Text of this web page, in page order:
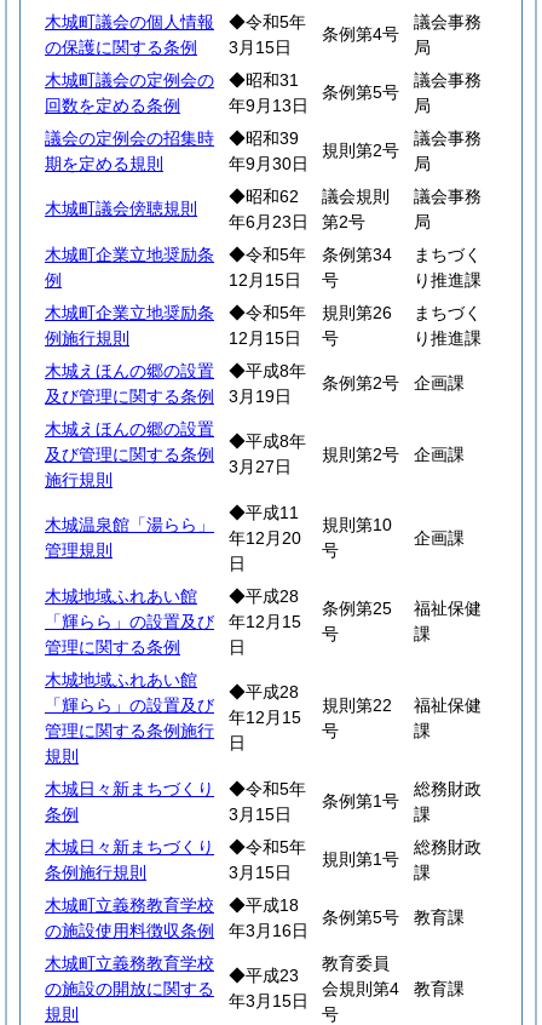
木城町議会の個人情報
の保護に関する条例
◆令和5年
3月15日
条例第4号
議会事務
局
木城町議会の定例会の
回数を定める条例
◆昭和31
年9月13日
条例第5号
議会事務
局
議会の定例会の招集時
期を定める規則
◆昭和39
年9月30日
規則第2号
議会事務
局
木城町議会傍聴規則
◆昭和62
年6月23日
議会規則
第2号
議会事務
局
木城町企業立地奨励条
例
◆令和5年
12月15日
条例第34
号
まちづく
り推進課
木城町企業立地奨励条
例施行規則
◆令和5年
12月15日
規則第26
号
まちづく
り推進課
木城えほんの郷の設置
及び管理に関する条例
◆平成8年
3月19日
条例第2号 企画課
木城えほんの郷の設置
及び管理に関する条例
施行規則
◆平成8年
3月27日
規則第2号 企画課
木城温泉館「湯らら」
管理規則
◆平成11
年12月20
日
規則第10
号
企画課
木城地域ふれあい館
「輝らら」の設置及び
管理に関する条例
◆平成28
年12月15
日
条例第25
号
福祉保健
課
木城地域ふれあい館
「輝らら」の設置及び
管理に関する条例施行
規則
◆平成28
年12月15
日
規則第22
号
福祉保健
課
木城日々新まちづくり
条例
◆令和5年
3月15日
条例第1号
総務財政
課
木城日々新まちづくり
条例施行規則
◆令和5年
3月15日
規則第1号
総務財政
課
木城町立義務教育学校
の施設使用料徴収条例
◆平成18
年3月16日
条例第5号 教育課
木城町立義務教育学校
の施設の開放に関する
規則
◆平成23
年3月15日
教育委員
会規則第4
号
教育課